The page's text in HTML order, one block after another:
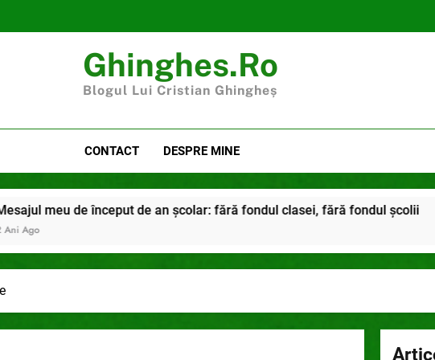
Ghinghes.ro
Blogul Lui Cristian Ghingheș
CONTACT DESPRE MINE
început de an școlar: fără fondul clasei, fără fondul școlii